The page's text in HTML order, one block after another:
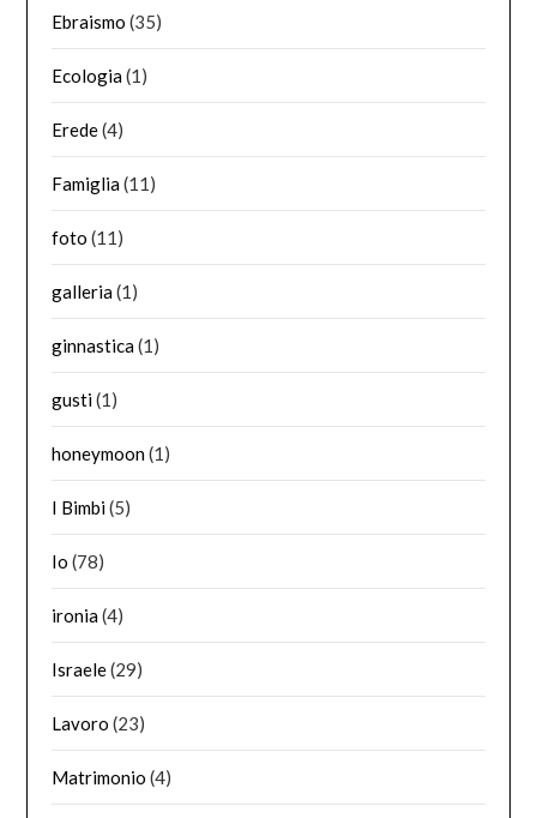
Ebraismo (35)
Ecologia(1)
Erede(4)
Famiglia(11)
foto (11)
galleria(1)
ginnastica(1)
gusti(1)
honeymoon(1)
I Bimbi(5)
Io (78)
ironia(4)
Israele(29)
Lavoro (23)
Matrimonio (4)